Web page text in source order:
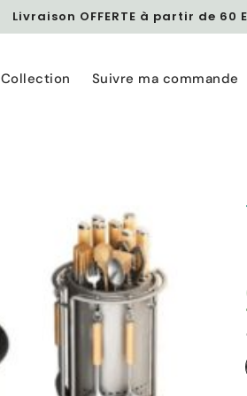
Livraison OFFERTE à partir de 60
Collection Suivre ma commande